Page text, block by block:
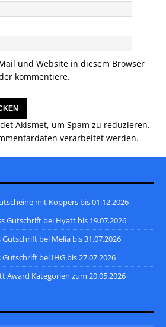
und Website in diesem Browser
kommentiere.
Akismet, um Spam zu reduzieren.
verarbeitet werden.
mit Koppers bis 01.12.2026
Gutschrift bei Hyatt bis 19.07.2026
Gutschrift bei Melia bis 31.07.2026
Gutschrift bei IHG bis 27.07.2026
Award Kategorien zum 20.05.2026